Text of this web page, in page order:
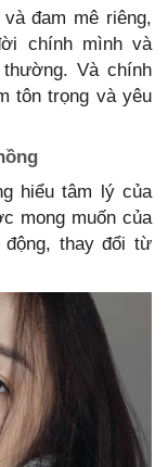
đam mê riêng,
chính mình và
Và chính
tôn trọng và yêu
hiểu tâm lý của
mong muốn của
thay đổi từ